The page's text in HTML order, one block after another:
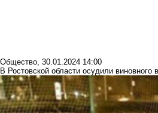
Общество, 30.01.2024 14:00
В Ростовской области осудили